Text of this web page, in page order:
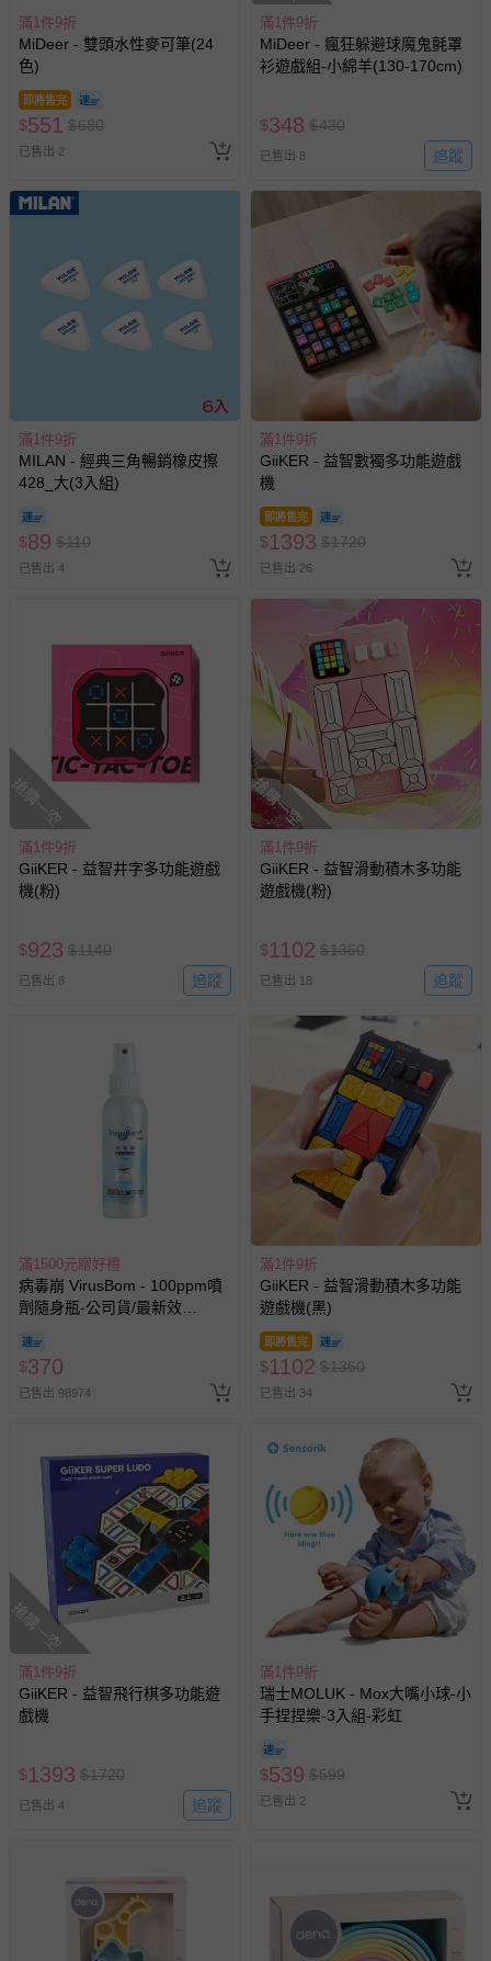
滿1件9折
MiDeer - 雙頭水性麥可筆(24
色)
即將售完
$551 $680
已售出 2
滿1件9折
MiDeer - 瘋狂躲避球魔鬼氈罩
衫遊戲組-小綿羊(130-170cm)
$348 $430
已售出 8 追蹤
滿1件9折
MILAN - 經典三角暢銷橡皮擦
428_大(3入組)
$89 $110
已售出 4
滿1件9折
GiiKER - 益智數獨多功能遊戲
機
即將售完
$1393 $1720
已售出 26
搶購一空
滿1件9折
GiiKER - 益智井字多功能遊戲
機(粉)
$923 $1140
已售出 8 追蹤
搶購一空
滿1件9折
GiiKER - 益智滑動積木多功能
遊戲機(粉)
$1102 $1360
已售出 18 追蹤
滿1500元贈好禮
病毒崩 VirusBom - 100ppm噴
劑隨身瓶-公司貨/最新效
$370
已售出 98974
滿1件9折
GiiKER - 益智滑動積木多功能
遊戲機(黑)
即將售完
$1102 $1360
已售出 34
搶購一空
滿1件9折
GiiKER - 益智飛行棋多功能遊
戲機
$1393 $1720
已售出 4 追蹤
滿1件9折
瑞士MOLUK - Mox大嘴小球-小
手捏捏樂-3入組-彩虹
$539 $599
已售出 2